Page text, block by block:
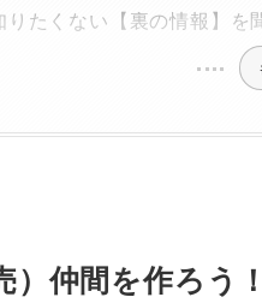
りたくない【裏の情報】を
仲間を作ろう！